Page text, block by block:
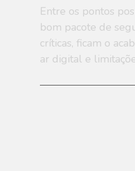
Entre os pontos
bom pacote de
críticas, ficam o
ar digital e